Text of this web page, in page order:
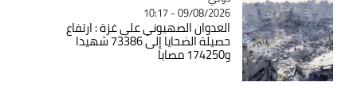
09/08/2026 - 10:17
العدوان الصهيوني على غزة : ارتفاع
حصيلة الضحايا إلى 73386 شهيدا